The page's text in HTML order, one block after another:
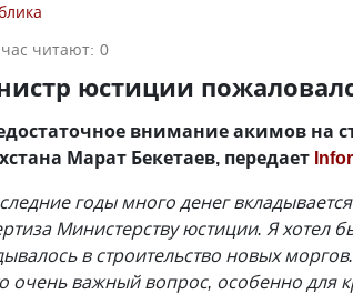
читают: 0
юстиции
внимание акимов на
Марат Бекетаев, передает
годы много денег
Министерству юстиции. Я хотел
в строительство новых
очень важный вопрос, особенно для